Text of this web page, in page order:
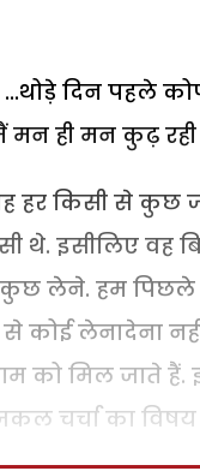
...थोड़े दिन
मन ही मन कुढ़ रही
हर किसी से कुछ
इसीलिए वह
लेने. हम पिछले
कोई लेनादेना
को मिल जाते
चर्चा का विषय